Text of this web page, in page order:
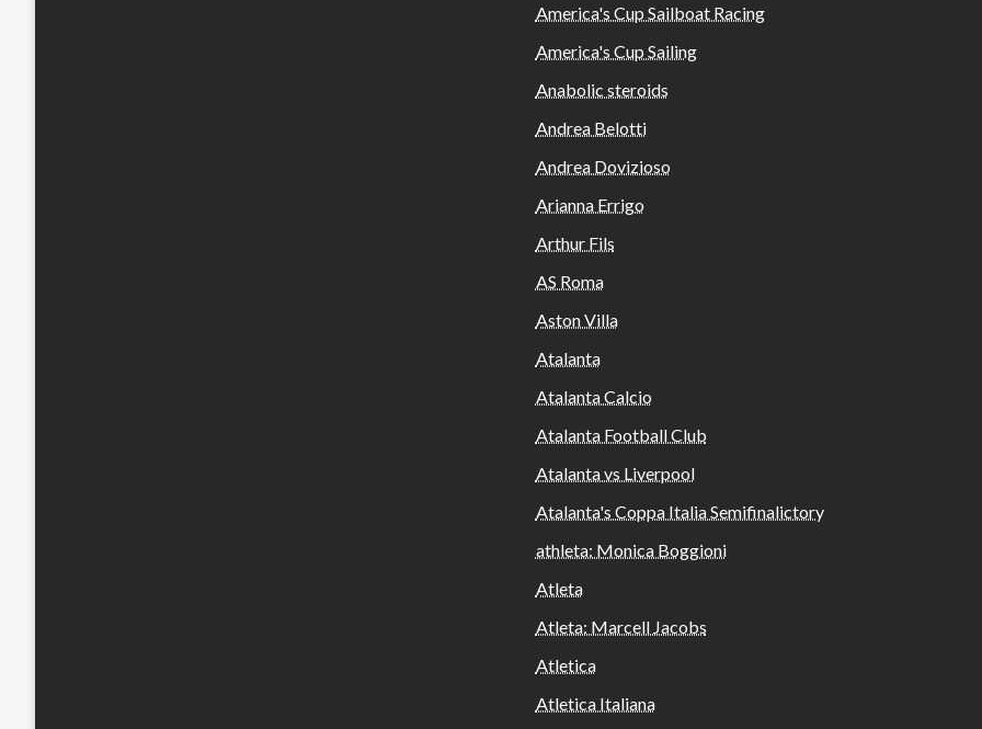
America's Cup Sailboat Racing
America's Cup Sailing
Anabolic steroids
Andrea Belotti
Andrea Dovizioso
Arianna Errigo
Arthur Fils
AS Roma
Aston Villa
Atalanta
Atalanta Calcio
Atalanta Football Club
Atalanta vs Liverpool
Atalanta's Coppa Italia Semifinalictory
athleta: Monica Boggioni
Atleta
Atleta: Marcell Jacobs
Atletica
Atletica Italiana